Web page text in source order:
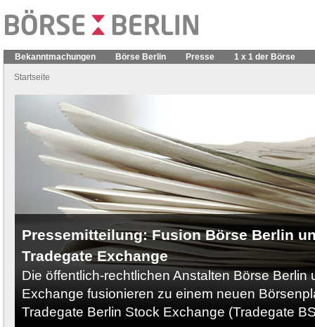
Bekanntmachungen Börse Berlin Presse 1 x 1 der Börse
Startseite
Pressemitteilung: Fusion Börse Berlin
Tradegate Exchange
Die öffentlich-rechtlichen Anstalten Börse Berlin
Exchange fusionieren zu einem neuen
Tradegate Berlin Stock Exchange (Tradegate